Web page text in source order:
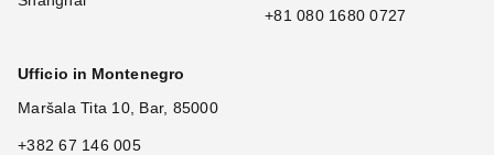
+81 080 1680 0727
Ufficio in Montenegro
Maršala Tita 10, Bar, 85000
+382 67 146 005